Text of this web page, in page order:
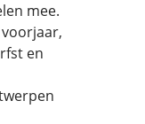
mee.
en